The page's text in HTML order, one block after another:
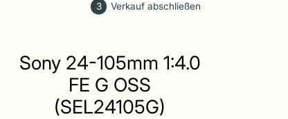
3 Verkauf abschließen
Sony 24-105mm 1:4.0
FE G OSS
(SEL24105G)